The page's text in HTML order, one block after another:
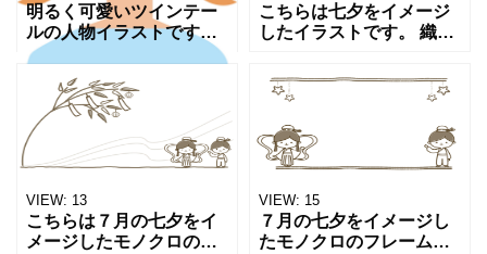
明るく可愛いツインテー
ルの人物イラストです！
親しみやすいデザイン
で、SNSやブログの挿絵
など様々なシーンに大活
躍します。無料でダウン
ロードできる素材で便利
です。
こちらは七夕をイメージ
したイラストです。 織姫
っています。 学校プリン
トやお知らせのワンポイ
か。 ファイル形式はpng
VIEW: 13
こちらは７月の七夕をイ
メージしたモノクロのフ
VIEW: 15
７月の七夕をイメージし
たモノクロのフレームで